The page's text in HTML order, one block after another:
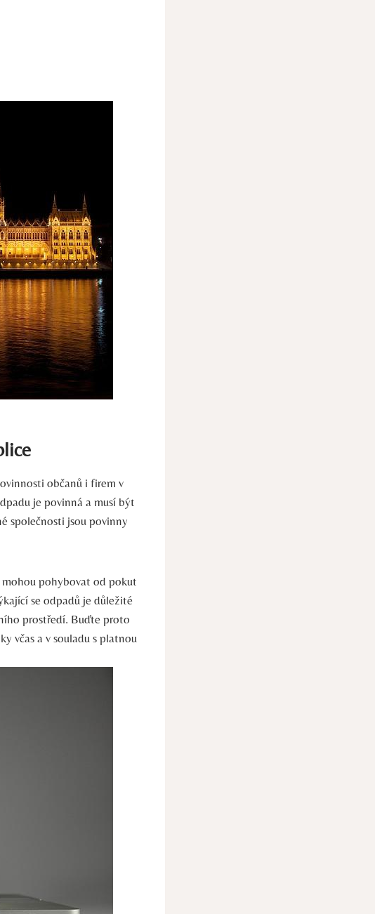
občanů i firem v
je povinná a musí být
společnosti jsou povinny
mohou pohybovat od pokut
se odpadů je důležité
prostředí. Buďte proto
včas a v souladu s platnou